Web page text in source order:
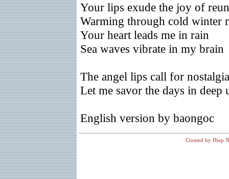
Your lips exude the joy of
Warming through cold winter
Your heart leads me in rain
Sea waves vibrate in my brain
The angel lips call for nostalgia
Let me savor the days in deep
English version by baongoc
Created by Hiep